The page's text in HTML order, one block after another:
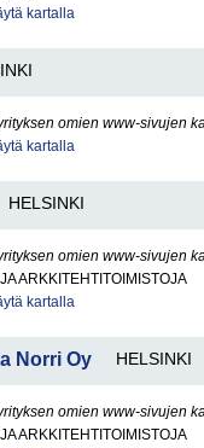
kartalla
omien www-sivujen
kartalla
HELSINKI
omien www-sivujen
ARKKITEHTITOIMISTOJA
kartalla
Norri Oy HELSINKI
omien www-sivujen
ARKKITEHTITOIMISTOJA